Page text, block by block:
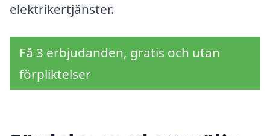
elektrikertjänster.
Få 3 erbjudanden, gratis och utan
förpliktelser